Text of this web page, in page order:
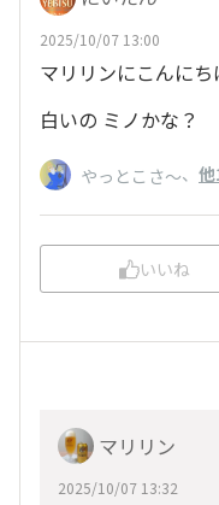
2025/10/07 13:00
マリリンにこんにち
白いの ミノかな？
やっとこさ～、 他
いいね
マリリン
2025/10/07 13:32